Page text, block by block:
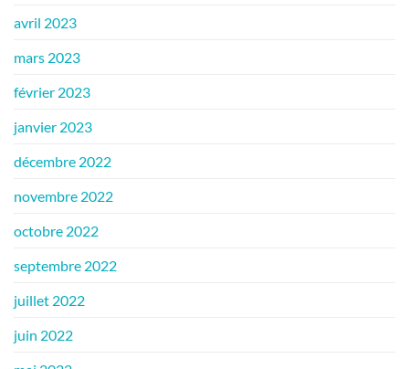
avril 2023
mars 2023
février 2023
janvier 2023
décembre 2022
novembre 2022
octobre 2022
septembre 2022
juillet 2022
juin 2022